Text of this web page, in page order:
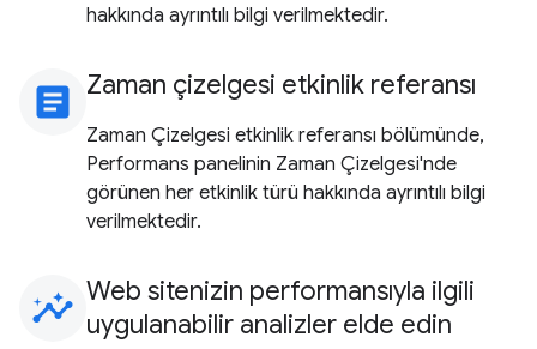
hakkında ayrıntılı bilgi verilmektedir.
article Zaman çizelgesi etkinlik referansı
Zaman Çizelgesi etkinlik referansı bölümünde,
Performans panelinin Zaman Çizelgesi'nde
görünen her etkinlik türü hakkında ayrıntılı bilgi
verilmektedir.
insights Web sitenizin performansıyla ilgili
uygulanabilir analizler elde edin